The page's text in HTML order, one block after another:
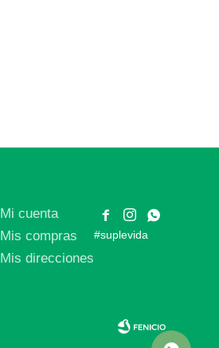
Mi cuenta
Mis compras
Mis direcciones
 

#suplevida